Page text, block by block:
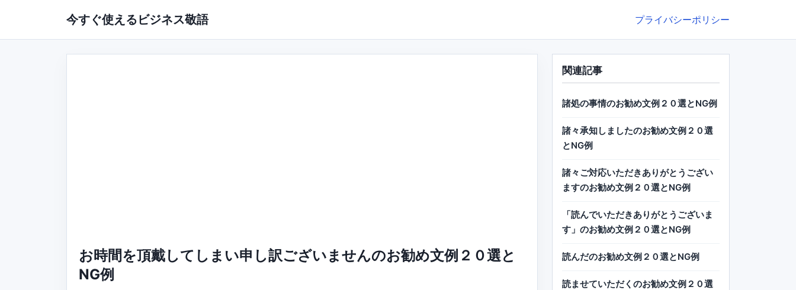
今すぐ使えるビジネス敬語 プライバシーポリシー
お時間を頂戴してしまい申し訳ございませんのお勧め文例２０選と
NG例
関連記事
諸処の事情のお勧め文例２０選とNG例
諸々承知しましたのお勧め文例２０選
とNG例
諸々ご対応いただきありがとうござい
ますのお勧め文例２０選とNG例
「読んでいただきありがとうございま
す」のお勧め文例２０選とNG例
読んだのお勧め文例２０選とNG例
読ませていただくのお勧め文例２０選